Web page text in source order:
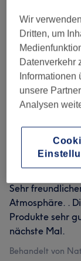
Bewertungen
Bewertung
Verifizierte
dich in
Sehr
Atmosphäre. .
Produkte sehr
nächste Mal.
Behandelt von
Wir
Dritten, um
Datenverkehr
unsere
Analysen